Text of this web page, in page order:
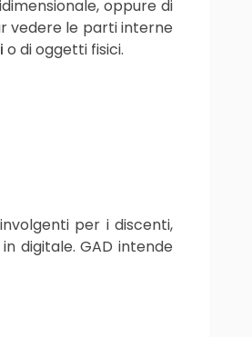
oppure di
vedere le parti interne
o di oggetti fisici.
per i discenti,
digitale. GAD intende